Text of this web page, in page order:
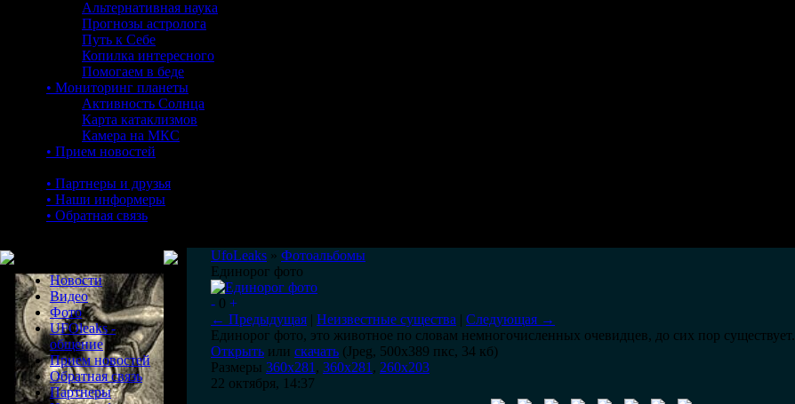
Альтернативная наука
Прогнозы астролога
Путь к Себе
Копилка интересного
Помогаем в беде
• Мониторинг планеты
Активность Солнца
Карта катаклизмов
Камера на МКС
• Прием новостей
• Партнеры и друзья
• Наши информеры
• Обратная связь
Новости
Видео
Фото
UFOleaks -
общение
Прием новостей
Обратная связь
Партнеры
UfoLeaks » Фотоальбомы
Единорог фото
- 0 +
← Предыдущая | Неизвестные существа | Следующая →
Единорог фото, это животное по словам немногочисленных очевидцев, до сих пор существует.
Открыть или скачать (Jpeg, 500x389 пкс, 34 кб)
Размеры 360x281 , 360x281 , 260x203
22 октября, 14:37